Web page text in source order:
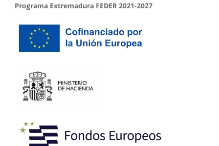
Programa Extremadura FEDER 2021-2027